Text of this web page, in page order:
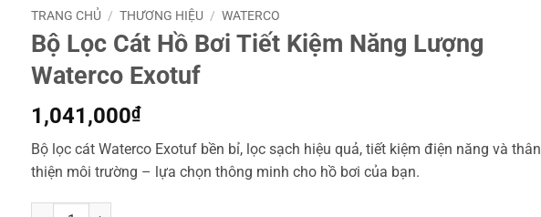
TRANG CHỦ / THƯƠNG HIỆU / WATERCO
Bộ Lọc Cát Hồ Bơi Tiết Kiệm Năng Lượng
Waterco Exotuf
1,041,000₫
Bộ lọc cát Waterco Exotuf bền bỉ, lọc sạch hiệu quả, tiết kiệm điện năng và thân
thiện môi trường – lựa chọn thông minh cho hồ bơi của bạn.
Bộ Lọc Cát Hồ Bơi Tiết Kiệm Năng Lượng Waterco Exotuf số lượng